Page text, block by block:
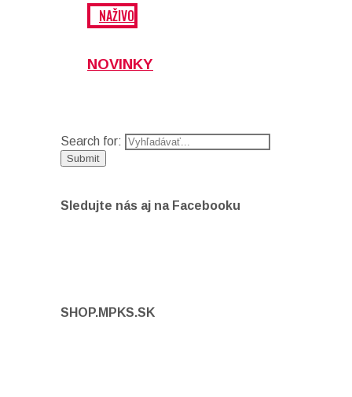
NAŽIVO
NOVINKY
Search for:
Sledujte nás aj na Facebooku
SHOP.MPKS.SK